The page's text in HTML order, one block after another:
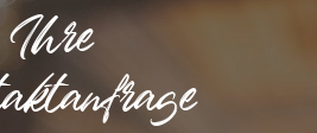
Ihre